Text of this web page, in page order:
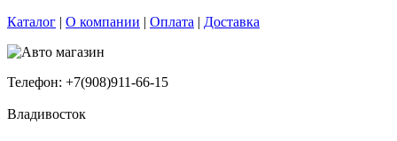
Каталог | О компании | Оплата | Доставка
Телефон: +7(908)911-66-15
Владивосток